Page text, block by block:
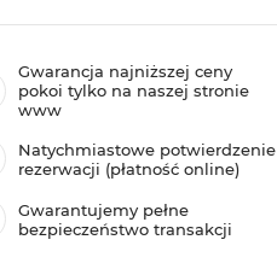
Gwarancja najniższej ceny
pokoi tylko na naszej stronie
www
Natychmiastowe potwierdzenie
rezerwacji (płatność online)
Gwarantujemy pełne
bezpieczeństwo transakcji